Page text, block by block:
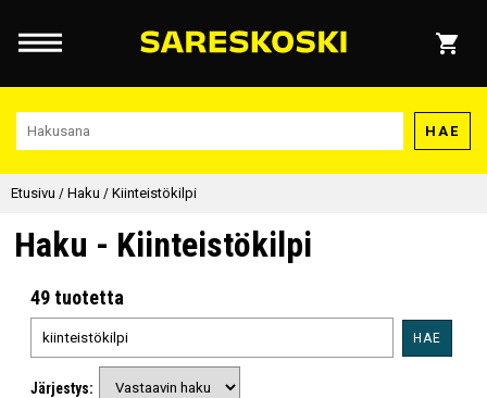
HAE
Etusivu / Haku / Kiinteistökilpi
Haku - Kiinteistökilpi
49 tuotetta
HAE
Järjestys: